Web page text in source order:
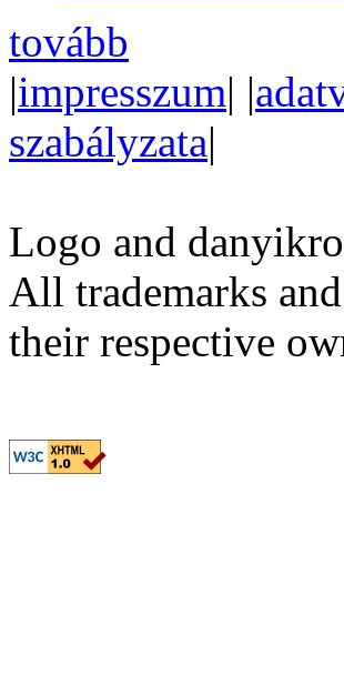
tovább
|impresszum| |
szabályzata|
Logo and
All trademarks
their respective